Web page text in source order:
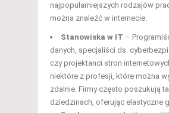
najpopularniejszych rodzajów
można znaleźć w internecie:
Stanowiska w IT –
danych, specjaliści ds.
czy projektanci stron
niektóre z profesji, które można
zdalnie. Firmy często poszukują
dziedzinach, oferując elastyczne